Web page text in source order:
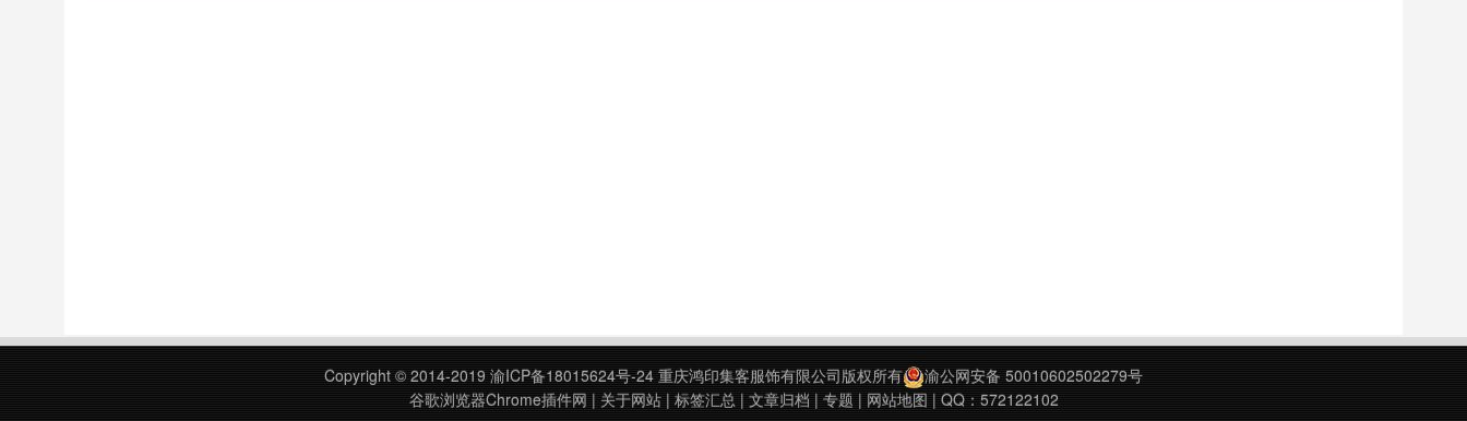
Copyright © 2014-2019 渝ICP备18015624号-24 重庆鸿印集客服饰有限公司版权所有
渝公网安备 50010602502279号
谷歌浏览器Chrome插件网 | 关于网站| 标签汇总| 文章归档 | 专题 | 网站地图 | QQ：572122102